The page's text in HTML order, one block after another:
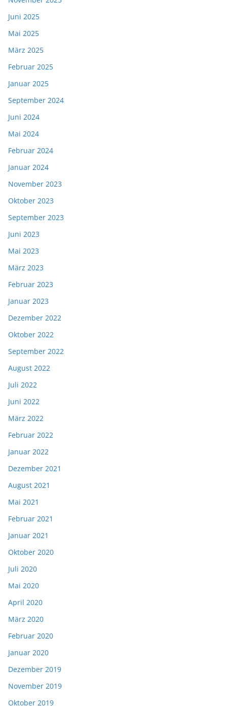
Juni 2025
Mai 2025
März 2025
Februar 2025
Januar 2025
September 2024
Juni 2024
Mai 2024
Februar 2024
Januar 2024
November 2023
Oktober 2023
September 2023
Juni 2023
Mai 2023
März 2023
Februar 2023
Januar 2023
Dezember 2022
Oktober 2022
September 2022
August 2022
Juli 2022
Juni 2022
März 2022
Februar 2022
Januar 2022
Dezember 2021
August 2021
Mai 2021
Februar 2021
Januar 2021
Oktober 2020
Juli 2020
Mai 2020
April 2020
März 2020
Februar 2020
Januar 2020
Dezember 2019
November 2019
Oktober 2019